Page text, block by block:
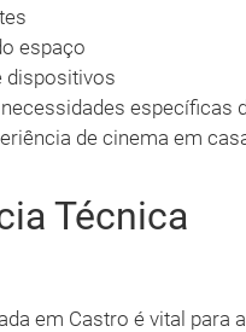
espaço
dispositivos
específicas
de cinema em
Técnica
em Castro é vital para